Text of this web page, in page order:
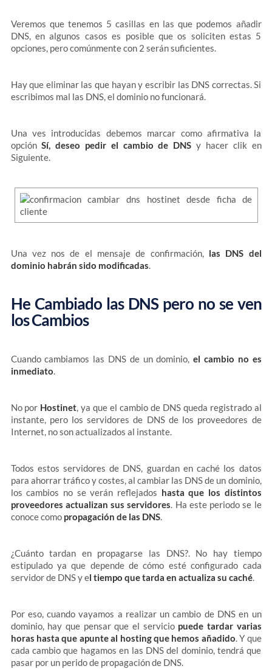
Veremos que tenemos 5 casillas en las que podemos añadir
DNS, en algunos casos es posible que os soliciten estas 5
opciones, pero comúnmente con 2 serán suficientes.
Hay que eliminar las que hayan y escribir las DNS correctas. Si
escribimos mal las DNS, el dominio no funcionará.
Una ves introducidas debemos marcar como afirmativa la
opciónSí, deseo pedir el cambio de DNS y hacer clik en
Siguiente.
Una vez nos de el mensaje de confirmación, las DNS del
dominio habrán sido modificadas.
He Cambiado las DNS pero no se ven
los Cambios
Cuando cambiamos las DNS de un dominio,el cambio no es
inmediato.
No por Hostinet, ya que el cambio de DNS queda registrado al
instante, pero los servidores de DNS de los proveedores de
Internet, no son actualizados al instante.
Todos estos servidores de DNS, guardan en caché los datos
para ahorrar tráfico y costes, al cambiar las DNS de un dominio,
los cambios no se verán reflejados hasta que los distintos
proveedores actualizan sus servidores. Ha este periodo se le
conoce como propagación de las DNS.
¿Cuánto tardan en propagarse las DNS?. No hay tiempo
estipulado ya que depende de cómo esté configurado cada
servidor de DNS y el tiempo que tarda en actualiza su caché.
Por eso, cuando vayamos a realizar un cambio de DNS en un
dominio, hay que pensar que el servicio puede tardar varias
horas hasta que apunte al hosting que hemos añadido. Y que
cada cambio que hagamos en las DNS del dominio, tendrá que
pasar por un perido de propagación de DNS.